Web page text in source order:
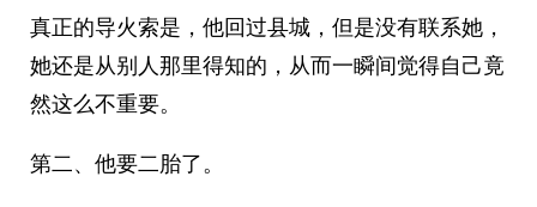
真正的导火索是，他回过县城，但是没有联系她，
她还是从别人那里得知的，从而一瞬间觉得自己竟
然这么不重要。
第二、他要二胎了。